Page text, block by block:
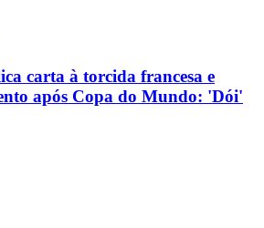
carta à torcida francesa e
após Copa do Mundo: 'Dói'